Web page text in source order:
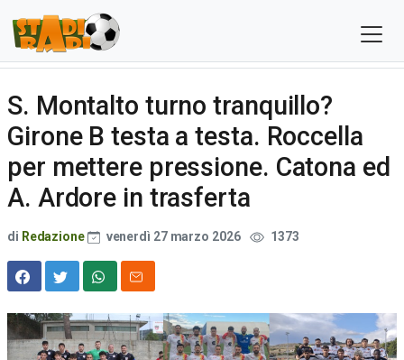
S. Montalto turno tranquillo?
Girone B testa a testa. Roccella
per mettere pressione. Catona ed
A. Ardore in trasferta
di Redazione venerdì 27 marzo 2026 1373